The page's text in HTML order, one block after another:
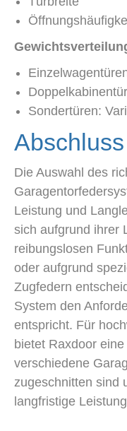
Sondertüren:
Abschluss
Die Auswahl des
Leistung und
sich aufgrund ihrer
reibungslosen
oder aufgrund
Zugfedern
System den
entspricht. Für
bietet Raxdoor
verschiedene
zugeschnitten sind
langfristige